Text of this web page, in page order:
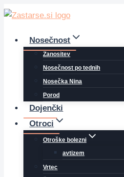
Skip
contentNosečnost
Zanositev
Nosečnost po tednih
Nosečka Nina
Porod
Dojenčki
Otroci
Otroške bolezni
avtizem
Vrtec